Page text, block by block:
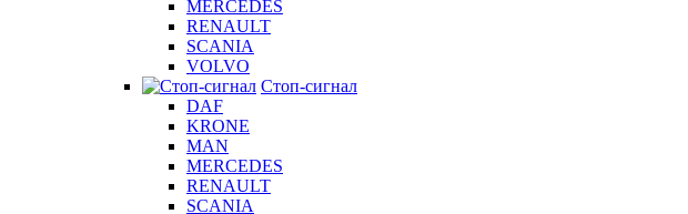
MERCEDES
RENAULT
SCANIA
VOLVO
Стоп-сигнал
DAF
KRONE
MAN
MERCEDES
RENAULT
SCANIA